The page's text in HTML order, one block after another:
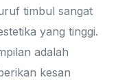
timbul sangat
yang tinggi.
adalah
kesan